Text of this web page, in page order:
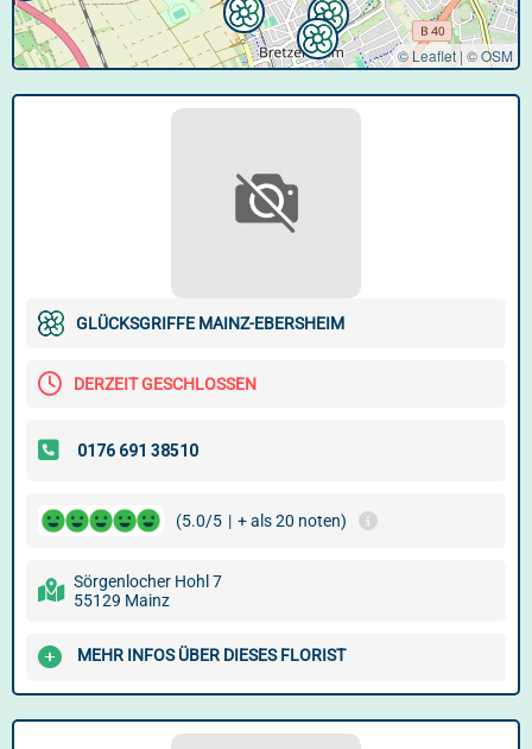
© Leaflet| ©OSM
GLÜCKSGRIFFE MAINZ-EBERSHEIM
DERZEIT GESCHLOSSEN
(5.0/5 | + als 20 noten)
Sörgenlocher Hohl 7
55129 Mainz
MEHR INFOS ÜBER DIESES FLORIST